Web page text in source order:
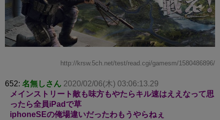
http://krsw.5ch.net/test/read.cgi/gamesm/1580486896/
652: 名無しさん 2020/02/06(木) 03:06:13.29
メインストリート敵も味方もやたらキル速はええなって思
ったら全員iPadで草
iphoneSEの俺場違いだったわもうやらねぇ